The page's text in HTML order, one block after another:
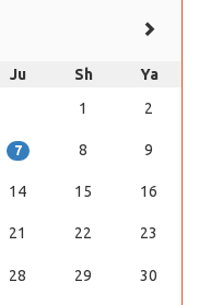
Ju Sh
Ya
1
2
7 8 9
14 15 16
21 22 23
28 29 30